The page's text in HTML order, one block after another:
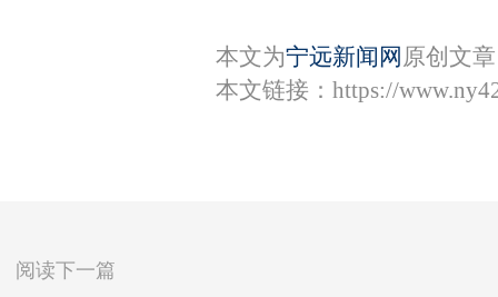
本文为宁远新闻网 原创文
本文链接： https://
阅读下一篇